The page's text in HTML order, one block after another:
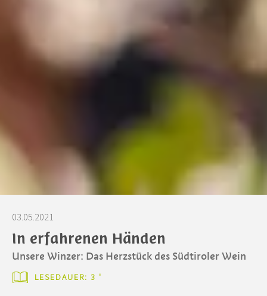
03.05.2021
In erfahrenen Händen
Unsere Winzer: Das Herzstück des Südtiroler Wein
LESEDAUER: 3 '